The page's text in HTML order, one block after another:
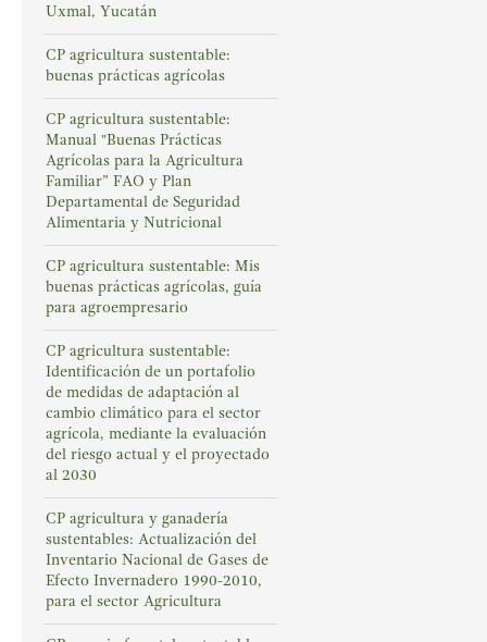
Uxmal, Yucatán
CP agricultura sustentable:
buenas prácticas agrícolas
CP agricultura sustentable:
Manual "Buenas Prácticas
Agrícolas para la Agricultura
Familiar” FAO y Plan
Departamental de Seguridad
Alimentaria y Nutricional
CP agricultura sustentable: Mis
buenas prácticas agrícolas, guía
para agroempresario
CP agricultura sustentable:
Identificación de un portafolio
de medidas de adaptación al
cambio climático para el sector
agrícola, mediante la evaluación
del riesgo actual y el proyectado
al 2030
CP agricultura y ganadería
sustentables: Actualización del
Inventario Nacional de Gases de
Efecto Invernadero 1990-2010,
para el sector Agricultura